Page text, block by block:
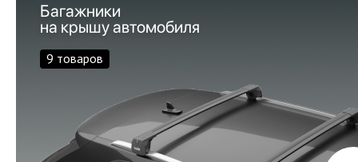
Багажники
на крышу автомобиля
9 товаров